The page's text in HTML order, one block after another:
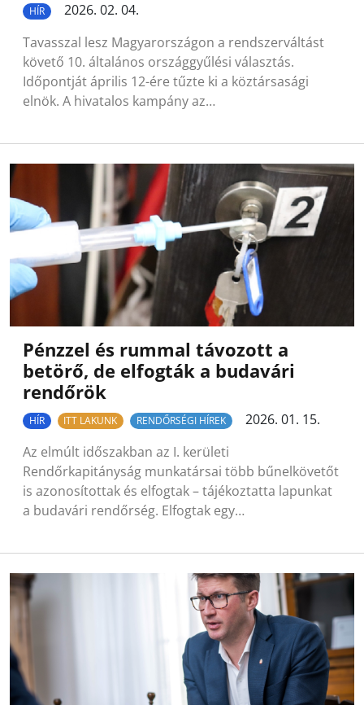
HÍR
2026. 02. 04.
Tavasszal lesz Magyarországon a rendszerváltást
követő 10. általános országgyűlési választás.
Időpontját április 12-ére tűzte ki a köztársasági
elnök. A hivatalos kampány az…
Pénzzel és rummal távozott a
betörő, de elfogták a budavári
rendőrök
HÍR ITT LAKUNK RENDŐRSÉGI HÍREK
2026. 01. 15.
Az elmúlt időszakban az I. kerületi
Rendőrkapitányság munkatársai több bűnelkövetőt
is azonosítottak és elfogtak – tájékoztatta lapunkat
a budavári rendőrség. Elfogtak egy…